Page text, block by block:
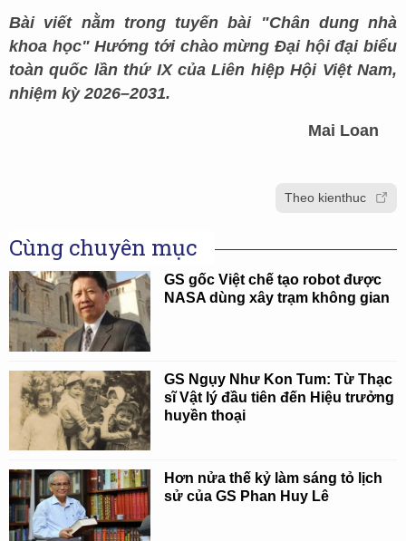
Bài viết nằm trong tuyến bài "Chân dung nhà
khoa học" Hướng tới chào mừng Đại hội đại biểu
toàn quốc lần thứ IX của Liên hiệp Hội Việt Nam,
nhiệm kỳ 2026–2031.
Mai Loan
Theo kienthuc
Cùng chuyên mục
GS gốc Việt chế tạo robot được
NASA dùng xây trạm không gian
GS Ngụy Như Kon Tum: Từ Thạc
sĩ Vật lý đầu tiên đến Hiệu trưởng
huyền thoại
Hơn nửa thế kỷ làm sáng tỏ lịch
sử của GS Phan Huy Lê